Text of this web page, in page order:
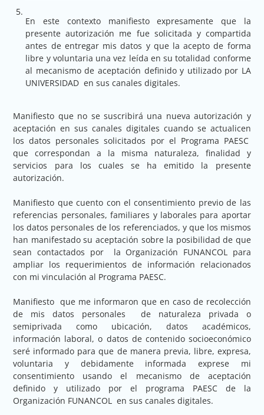
En este contexto manifiesto expresamente que la
presente autorización me fue solicitada y compartida
antes de entregar mis datos y que la acepto de forma
libre y voluntaria una vez leída en su totalidad conforme
al mecanismo de aceptación definido y utilizado por LA
UNIVERSIDAD en sus canales digitales.
Manifiesto que no se suscribirá una nueva autorización y
aceptación en sus canales digitales cuando se actualicen
los datos personales solicitados por el Programa PAESC
que correspondan a la misma naturaleza, finalidad y
servicios para los cuales se ha emitido la presente
autorización.
Manifiesto que cuento con el consentimiento previo de las
referencias personales, familiares y laborales para aportar
los datos personales de los referenciados, y que los mismos
han manifestado su aceptación sobre la posibilidad de que
sean contactados por la Organización FUNANCOL para
ampliar los requerimientos de información relacionados
con mi vinculación al Programa PAESC.
Manifiesto que me informaron que en caso de recolección
de mis datos personales de naturaleza privada o
semiprivada como ubicación, datos académicos,
información laboral, o datos de contenido socioeconómico
seré informado para que de manera previa, libre, expresa,
voluntaria y debidamente informada exprese mi
consentimiento usando el mecanismo de aceptación
definido y utilizado por el programa PAESC de la
Organización FUNANCOL en sus canales digitales.